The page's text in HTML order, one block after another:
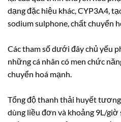
dạng đặc hiệu khác, CYP3A4,
sodium sulphone, chất chuyển
Các tham số dưới đây chủ yếu
những cá nhân có men chức
chuyển hoá mạnh.
Tổng độ thanh thải huyết
dùng liều đơn và khoảng 9L/giờ